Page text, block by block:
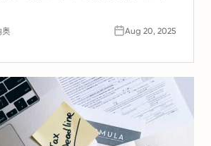
的供应商，包括传统薪酬公司、
EOR（雇主代表机构），并突出
势及适用场景。同时，文章还将
当地税务合规以及与现有HR系统
本指南旨在解答评估阶段的关键
找到最适合其国际扩展的全球薪
奥 Aug 20, 2025